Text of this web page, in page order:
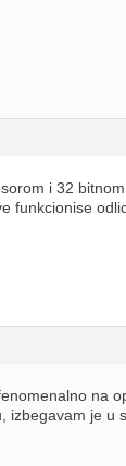
i 32
funkcionise
na
izbegavam je